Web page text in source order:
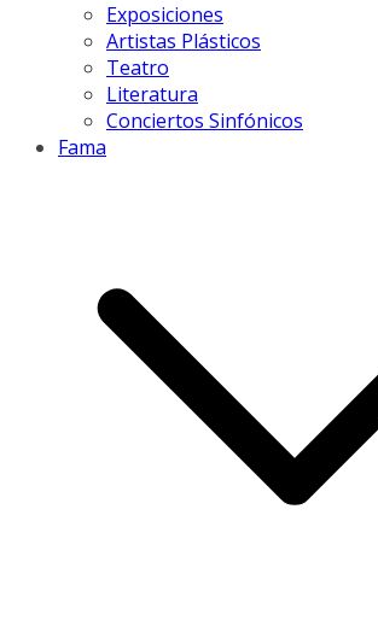
Exposiciones
Artistas Plásticos
Teatro
Literatura
Conciertos Sinfónicos
Fama